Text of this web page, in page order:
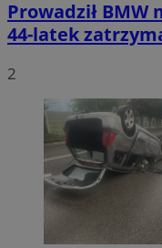
Prowadził BMW
44-latek
2